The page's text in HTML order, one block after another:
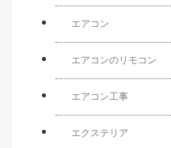
エアコン
エアコンのリモコン
エアコン工事
エクステリア